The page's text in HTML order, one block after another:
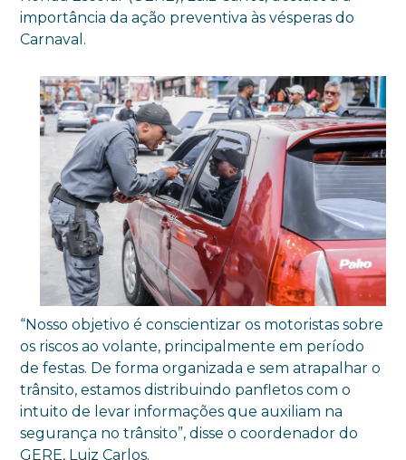
importância da ação preventiva às vésperas do
Carnaval.
“Nosso objetivo é conscientizar os motoristas sobre
os riscos ao volante, principalmente em período
de festas. De forma organizada e sem atrapalhar o
trânsito, estamos distribuindo panfletos com o
intuito de levar informações que auxiliam na
segurança no trânsito”, disse o coordenador do
GERE, Luiz Carlos.